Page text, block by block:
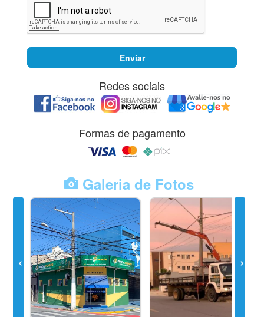
Enviar
Redes sociais
Formas de pagamento
Galeria de Fotos